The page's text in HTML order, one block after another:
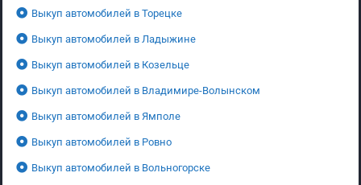
Выкуп автомобилей в Торецке
Выкуп автомобилей в Ладыжине
Выкуп автомобилей в Козельце
Выкуп автомобилей в Владимире-Волынском
Выкуп автомобилей в Ямполе
Выкуп автомобилей в Ровно
Выкуп автомобилей в Вольногорске